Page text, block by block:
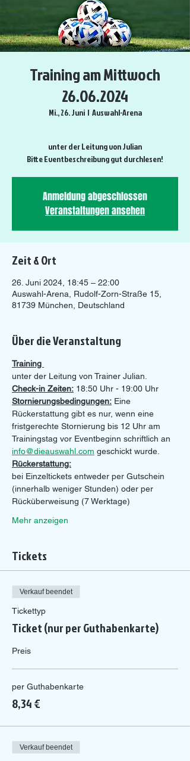
Training am Mittwoch
26.06.2024
Mi., 26. Juni
  |
Auswahl-Arena
unter der Leitung von Julian
Bitte Eventbeschreibung gut durchlesen!
Anmeldung abgeschlossen
Veranstaltungen ansehen
Zeit & Ort
26. Juni 2024, 18:45 – 22:00
Auswahl-Arena, Rudolf-Zorn-Straße 15,
81739 München, Deutschland
Über die Veranstaltung
Training
unter der Leitung von Trainer Julian.
Check-in Zeiten: 18:50 Uhr - 19:00 Uhr
Stornierungsbedingungen: Eine
Rückerstattung gibt es nur, wenn eine
fristgerechte Stornierung bis 12 Uhr am
Trainingstag vor Eventbeginn schriftlich an
info@dieauswahl.com geschickt wurde.
Rückerstattung:
bei Einzeltickets entweder per Gutschein
(innerhalb weniger Stunden) oder per
Rücküberweisung (7 Werktage)
Mehr anzeigen
Tickets
Verkauf beendet
Tickettyp
Ticket (nur per Guthabenkarte)
Preis
per Guthabenkarte
8,34 €
Verkauf beendet